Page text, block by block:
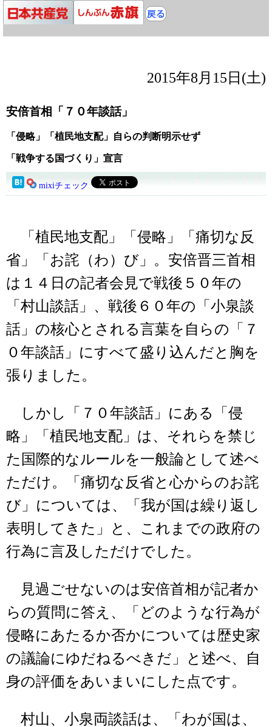
2015年8月15日(土)
安倍首相「７０年談話」
「侵略」「植民地支配」自らの判断明示せず
「戦争する国づくり」宣言
mixiチェック
「植民地支配」「侵略」「痛切な反
省」「お詫（わ）び」。安倍晋三首相
は１４日の記者会見で戦後５０年の
「村山談話」、戦後６０年の「小泉談
話」の核心とされる言葉を自らの「７
０年談話」にすべて盛り込んだと胸を
張りました。
しかし「７０年談話」にある「侵
略」「植民地支配」は、それらを禁じ
た国際的なルールを一般論として述べ
ただけ。「痛切な反省と心からのお詫
び」については、「我が国は繰り返し
表明してきた」と、これまでの政府の
行為に言及しただけでした。
見過ごせないのは安倍首相が記者か
らの質問に答え、「どのような行為が
侵略にあたるか否かについては歴史家
の議論にゆだねるべきだ」と述べ、自
身の評価をあいまいにした点です。
村山、小泉両談話は、「わが国は、